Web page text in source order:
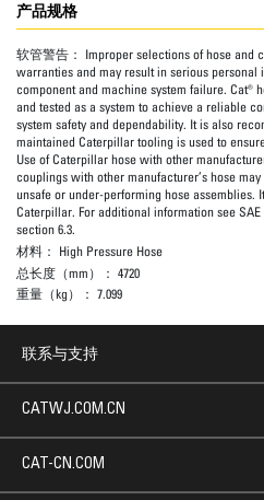
产品规格
软管警告： Improper selections of hose and
warranties and may result in serious
component and machine system failure. Cat®
and tested as a system to achieve a reliable
system safety and dependability. It is also
maintained Caterpillar tooling is used to
Use of Caterpillar hose with other
couplings with other manufacturer’s hose
unsafe or under-performing hose assemblies.
Caterpillar. For additional information see SAE
section 6.3.
材料： High Pressure Hose
总长度（mm）： 4720
重量（kg）： 7.099
联系与支持
CATWJ.COM.CN
CAT-CN.COM